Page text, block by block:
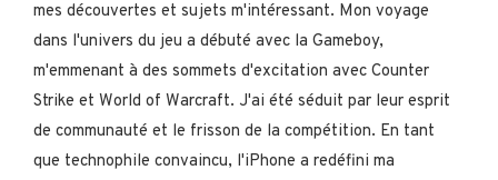
mes découvertes et sujets m'intéressant. Mon voyage
dans l'univers du jeu a débuté avec la Gameboy,
m'emmenant à des sommets d'excitation avec Counter
Strike et World of Warcraft. J'ai été séduit par leur esprit
de communauté et le frisson de la compétition. En tant
que technophile convaincu, l'iPhone a redéfini ma